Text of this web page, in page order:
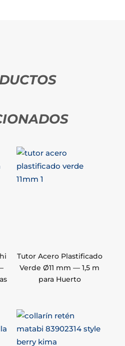
Tutor Acero Plastificado
Verde Ø11 mm — 1,5 m
para Huerto